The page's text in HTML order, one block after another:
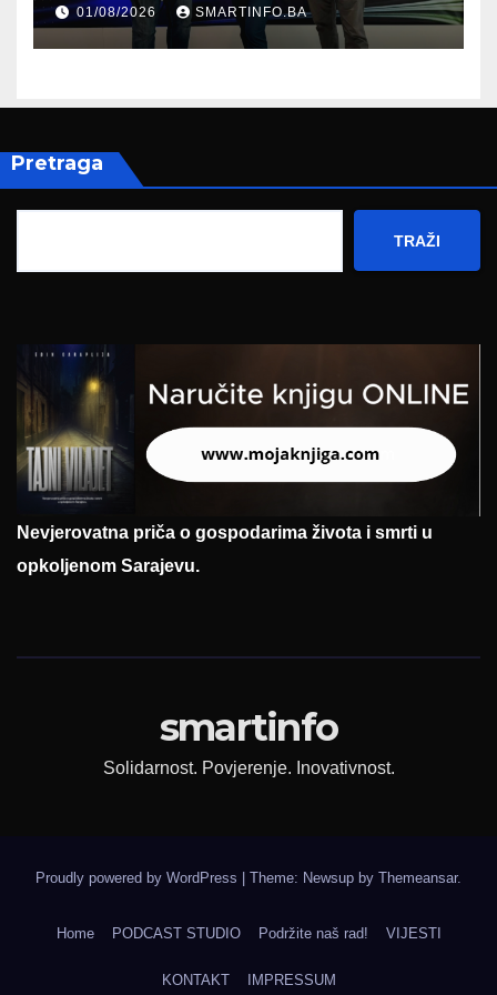
Federalnog sajma
zapošljavanja
01/08/2026 SMARTINFO.BA
Pretraga
TRAŽI
Nevjerovatna priča o gospodarima života i smrti u
opkoljenom Sarajevu.
smartinfo
Solidarnost. Povjerenje. Inovativnost.
Proudly powered by WordPress Theme: Newsup by Themeansar.
Home PODCAST STUDIO Podržite naš rad! VIJESTI
KONTAKT IMPRESSUM